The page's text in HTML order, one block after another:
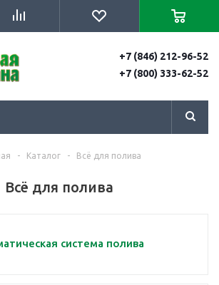
+7 (846) 212-96-52
+7 (800) 333-62-52
- Каталог - Всё для полива
Всё для полива
система полива